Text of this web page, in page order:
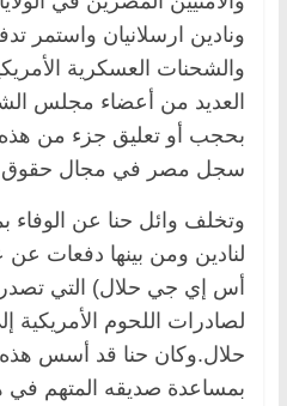
ونادين ارسلانيان واستمر
والشحنات العسكرية
العديد من أعضاء مجلس
بحجب أو تعليق جزء من
سجل مصر في مجال حقوق
وتخلف وائل حنا عن الوفاء
لنادين ومن بينها دفعات
أس إي جي حلال) التي
لصادرات اللحوم الأمريكية
حلال.وكان حنا قد أسس
بمساعدة صديقه المتهم في